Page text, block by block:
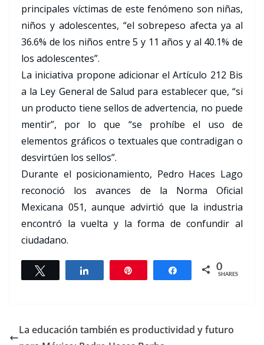
principales víctimas de este fenómeno son niñas,
niños y adolescentes, “el sobrepeso afecta ya al
36.6% de los niños entre 5 y 11 años y al 40.1% de
los adolescentes”.
La iniciativa propone adicionar el Artículo 212 Bis
a la Ley General de Salud para establecer que, “si
un producto tiene sellos de advertencia, no puede
mentir”, por lo que “se prohíbe el uso de
elementos gráficos o textuales que contradigan o
desvirtúen los sellos”.
Durante el posicionamiento, Pedro Haces Lago
reconoció los avances de la Norma Oficial
Mexicana 051, aunque advirtió que la industria
encontró la vuelta y la forma de confundir al
ciudadano.
Share 0
SHARES
La educación también es productividad y futuro